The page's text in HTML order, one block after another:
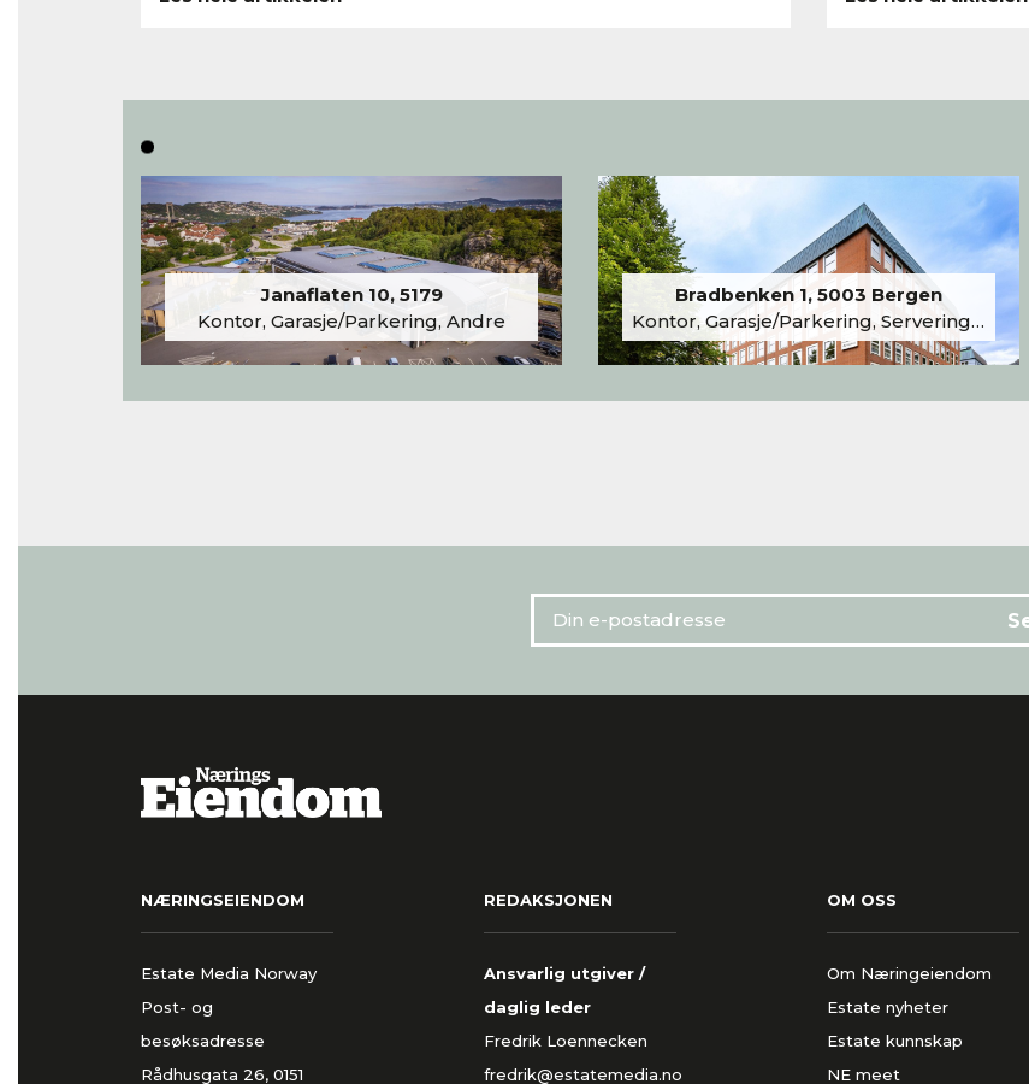
Janaflaten 10, 5179
Kontor, Garasje/Parkering, Andre
Bradbenken 1, 5003 Bergen
Kontor, Garasje/Parkering, Serveringslokale/Kantine, Undervisning/Arrangement
NÆRINGSEIENDOM
Estate Media Norway
Post- og
besøksadresse
Rådhusgata 26, 0151
REDAKSJONEN
Ansvarlig utgiver /
daglig leder
Fredrik Loennecken
fredrik@estatemedia.no
OM OSS
Om Næringeiendom
Estate nyheter
Estate kunnskap
NE meet